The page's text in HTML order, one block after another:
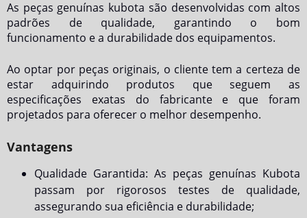
As peças genuínas kubota são desenvolvidas com altos
padrões de qualidade, garantindo o bom
funcionamento e a durabilidade dos equipamentos.
Ao optar por peças originais, o cliente tem a certeza de
estar adquirindo produtos que seguem as
especificações exatas do fabricante e que foram
projetados para oferecer o melhor desempenho.
Vantagens
Qualidade Garantida: As peças genuínas Kubota
passam por rigorosos testes de qualidade,
assegurando sua eficiência e durabilidade;